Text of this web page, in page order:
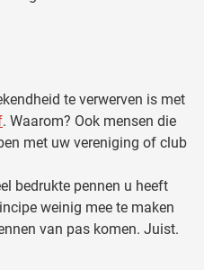
te verwerven is met
. Waarom? Ook mensen die
met uw vereniging of club
bedrukte pennen u heeft
weinig mee te maken
van pas komen. Juist.